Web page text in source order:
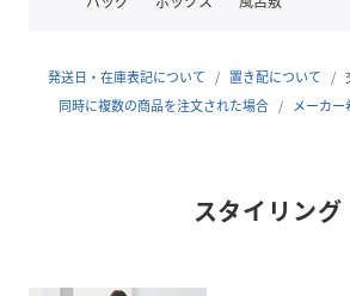
く華やかにしてくれます。
発送日・在庫表記について 置き配について
同時に複数の商品を注文された場合
メーカー
スタイリング